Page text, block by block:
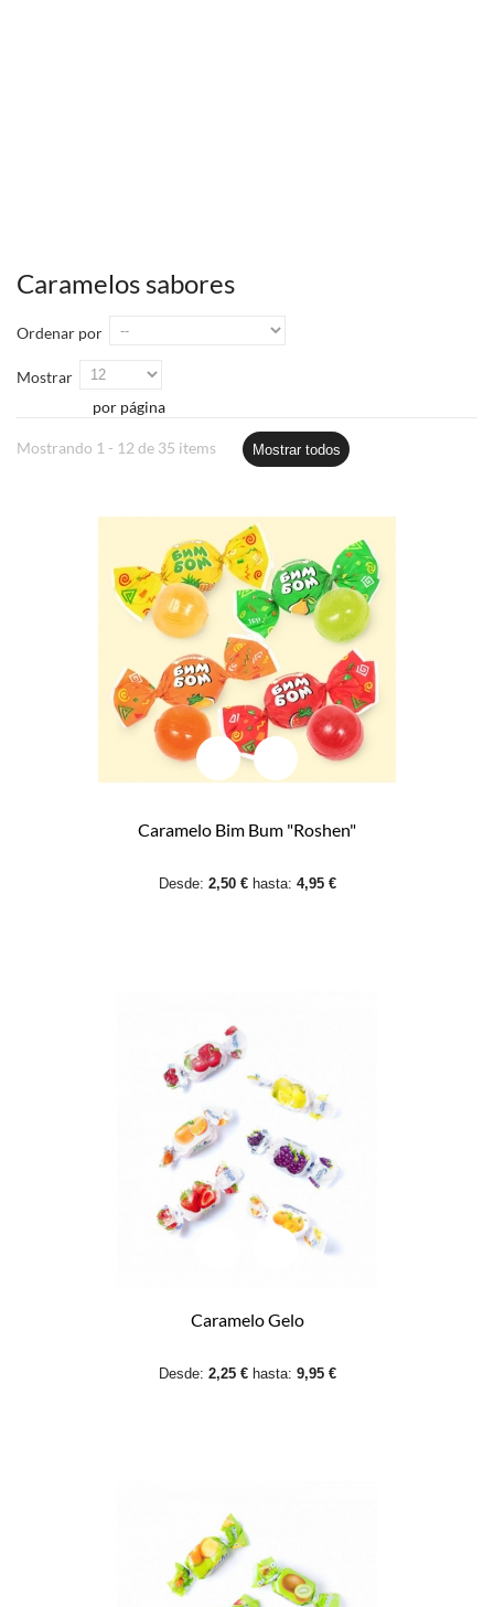
Caramelos sabores
Ordenar por
Mostrar
por página
Mostrando 1 - 12 de 35 items Mostrar todos
Caramelo Bim Bum "Roshen"
Desde: 2,50 € hasta: 4,95 €
Caramelo Gelo
Desde: 2,25 € hasta: 9,95 €